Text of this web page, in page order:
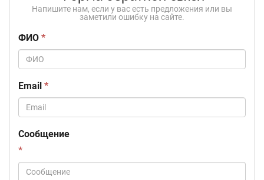
Напишите нам, если у вас есть предложения или вы
заметили ошибку на сайте.
ФИО *
Email *
Сообщение
*